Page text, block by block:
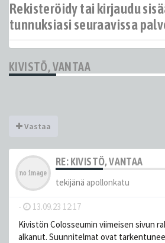
Rekisteröidy tai kirjaudu
tunnuksiasi seuraavissa
KIVISTÖ, VANTAA
Vastaa
RE: KIVISTÖ, VANTAA
tekijänä apollonkatu
- 13.09.23 12:17
Kivistön Colosseumin viimeisen sivun
alkanut. Suunnitelmat ovat